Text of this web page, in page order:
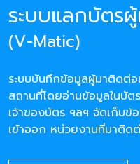
ระบบแลกบัตร
(V-Matic)
ระบบบันทึกข้อมูลผู้มาติดต่
สถานที่โดยอ่านข้อมูลในบัต
เจ้าของบัตร ฯลฯ จัดเก็บข้
เข้าออก หน่วยงานที่มาติดต่